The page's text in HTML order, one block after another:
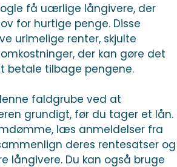
få uærlige långivere, der
for hurtige penge. Disse
urimelige renter, skjulte
der kan gøre det
tilbage pengene.
faldgrube ved at
grundigt, før du tager et lån.
læs anmeldelser fra
deres rentesatser og
långivere. Du kan også bruge